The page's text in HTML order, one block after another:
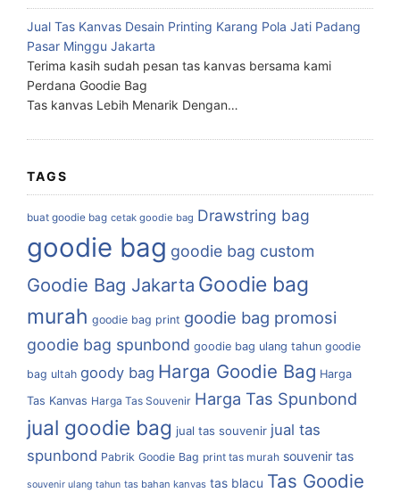
Jual Tas Kanvas Desain Printing Karang Pola Jati Padang
Pasar Minggu Jakarta
Terima kasih sudah pesan tas kanvas bersama kami
Perdana Goodie Bag
Tas kanvas Lebih Menarik Dengan…
TAGS
buat goodie bag cetak goodie bag Drawstring bag
goodie bag goodie bag custom
Goodie Bag Jakarta Goodie bag
murah goodie bag print goodie bag promosi
goodie bag spunbond goodie bag ulang tahun goodie
bag ultah goody bag Harga Goodie Bag Harga
Tas Kanvas Harga Tas Souvenir Harga Tas Spunbond
jual goodie bag jual tas souvenir jual tas
spunbond Pabrik Goodie Bag print tas murah souvenir tas
souvenir ulang tahun tas bahan kanvas tas blacu Tas Goodie